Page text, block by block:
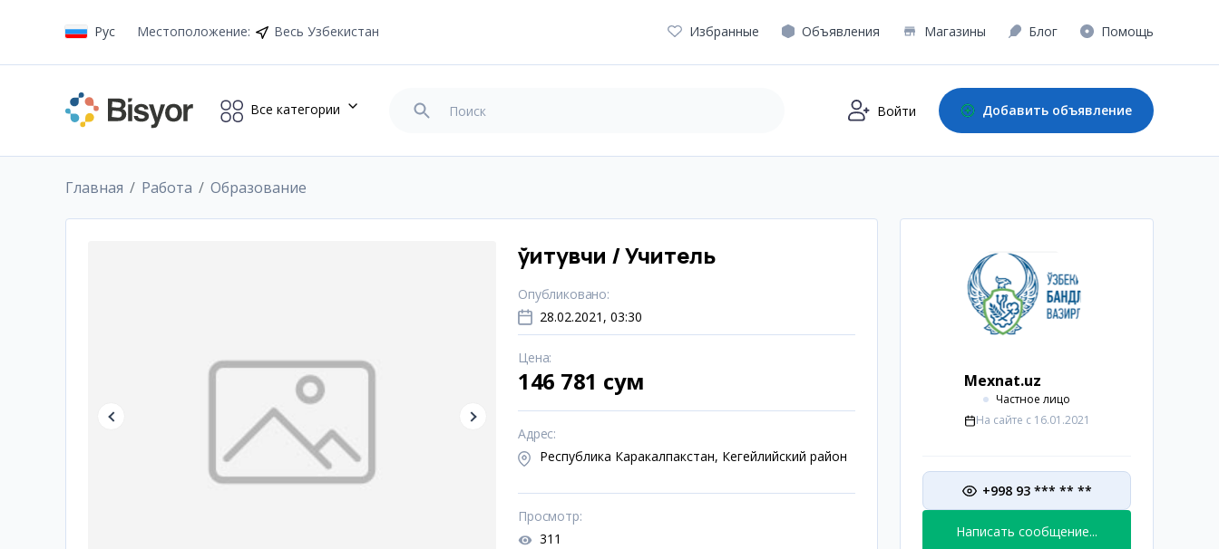
Рус Местоположение: Весь Узбекистан Избранные Объявления Магазины Блог Помощь
Все категории Войти Добавить объявление
Главная Работа Образование
ўқитувчи / Учитель
Опубликовано:
28.02.2021, 03:30
Цена:
146 781 сум
Адрес:
Республика Каракалпакстан, Кегейлийский район
Просмотр:
311
Mexnat.uz
Частное лицо
На сайте с 16.01.2021
+998 93 *** ** **
Написать сообщение...